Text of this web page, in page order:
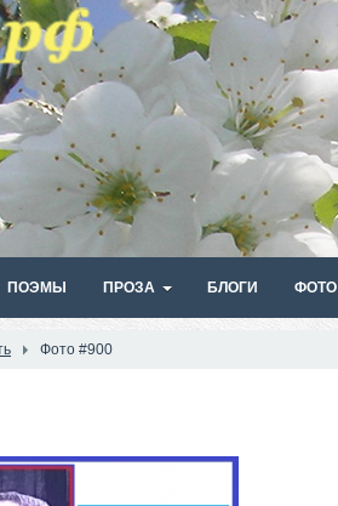
ПОЭМЫ ПРОЗА БЛОГИ ФОТО
Фото #900